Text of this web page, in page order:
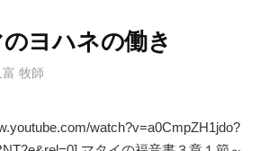
ヨハネの働き
富 牧師
watch?v=a0CmpZH1jdo?